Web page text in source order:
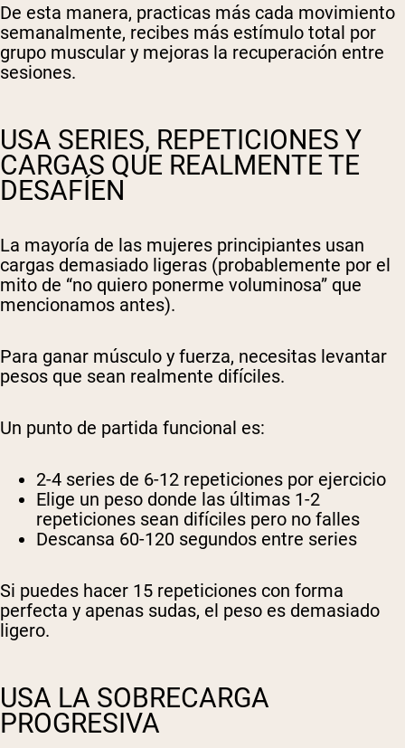
De esta manera, practicas más cada movimiento
semanalmente, recibes más estímulo total por
grupo muscular y mejoras la recuperación entre
sesiones.
USA SERIES, REPETICIONES Y
CARGAS QUE REALMENTE TE
DESAFÍEN
La mayoría de las mujeres principiantes usan
cargas demasiado ligeras (probablemente por el
mito de “no quiero ponerme voluminosa” que
mencionamos antes).
Para ganar músculo y fuerza, necesitas levantar
pesos que sean realmente difíciles.
Un punto de partida funcional es:
2-4 series de 6-12 repeticiones por ejercicio
Elige un peso donde las últimas 1-2
repeticiones sean difíciles pero no falles
Descansa 60-120 segundos entre series
Si puedes hacer 15 repeticiones con forma
perfecta y apenas sudas, el peso es demasiado
ligero.
USA LA SOBRECARGA
PROGRESIVA